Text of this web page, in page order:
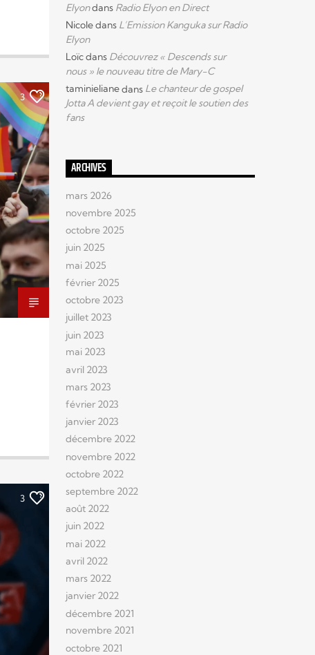
3
3
Elyondans Radio Elyon en Direct
Nicoledans L’Emission Kanguka sur Radio
Elyon
Loïcdans Découvrez « Descends sur
nous » le nouveau titre de Mary-C
taminielianedans Le chanteur de gospel
Jotta A devient gay et reçoit le soutien des
fans
ARCHIVES
mars 2026
novembre 2025
octobre 2025
juin 2025
mai 2025
février 2025
octobre 2023
juillet 2023
juin 2023
mai 2023
avril 2023
mars 2023
février 2023
janvier 2023
décembre 2022
novembre 2022
octobre 2022
septembre 2022
août 2022
juin 2022
mai 2022
avril 2022
mars 2022
janvier 2022
décembre 2021
novembre 2021
octobre 2021